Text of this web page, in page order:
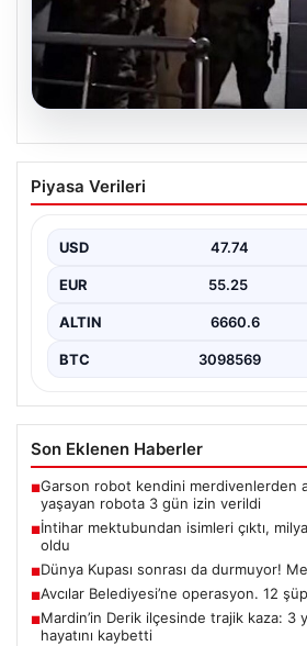
07.08.2026
İntihar mektubundan
milyarlık vurgun deşifre
Tefecilik Şebekesi Çözüldü”,
yaşanan…
Piyasa Verileri
USD 47.74
EUR 55.25
ALTIN 6660.6
BTC 3098569
Son Eklenen Haberler
■Garson robot kendini merdivenlerden
yaşayan robota 3 gün izin verildi
■İntihar mektubundan isimleri çıktı,
oldu
■Dünya Kupası sonrası da durmuyor!
■Avcılar Belediyesi’ne operasyon. 12
■Mardin’in Derik ilçesinde trajik kaza: 3
hayatını kaybetti